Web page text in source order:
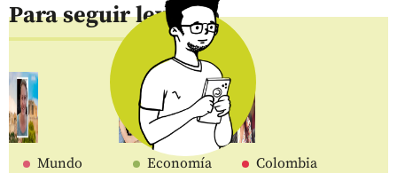
Para seguir leyendo
Mundo Economía Colombia